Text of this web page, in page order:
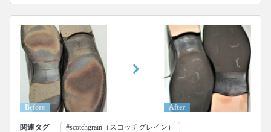
Before After
関連タグ
#scotchgrain（スコッチグレイン）